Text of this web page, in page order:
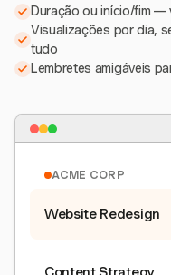
Duração ou início/fim —
Visualizações por dia,
tudo
Lembretes amigáveis
ACME CORP
Website Redesign